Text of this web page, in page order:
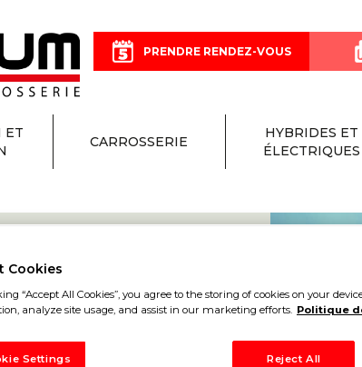
PRENDRE RENDEZ-VOUS
ET
CARROSSERIE
HYBRIDES ET
ÉLECTRIQUES
Cookies
“Accept All Cookies”, you agree to the storing of cookies on your
analyze site usage, and assist in our marketing efforts. Politique
Reject All
Settings